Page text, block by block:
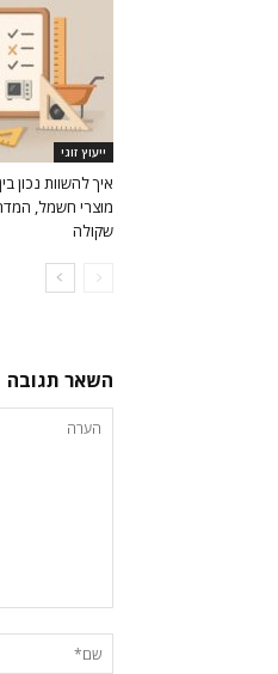
ייעוץ זוגי
איך להשוות נכון
מוצרי חשמל,
שקולה
השאר תגובה